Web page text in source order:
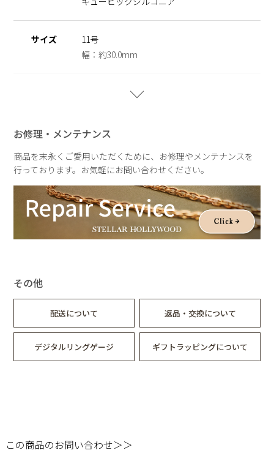
ギーを防ぐために、ニッケルをほぼ含まずに作られた素材を指
【Metal × Shiny Nuance Forme】
艶やかなメタルに、小粒のキュービックジルコニアを贅沢に散
りばめ、繊細でありながら印象的なきらめきを描きます。
やわらかなニュアンスフォルムが光をやさしく受け止め、動く
たびに表情を変える上品な輝きに。
を添えるコレクションです。
サイズ
11号
幅：約30.0mm
お修理・メンテナンス
商品を末永くご愛用いただくために、お修理やメンテナンスを
行っております。お気軽にお問い合わせください。
その他
配送について 返品・交換について
デジタルリングゲージ ギフトラッピングについて
この商品のお問い合わせ＞＞